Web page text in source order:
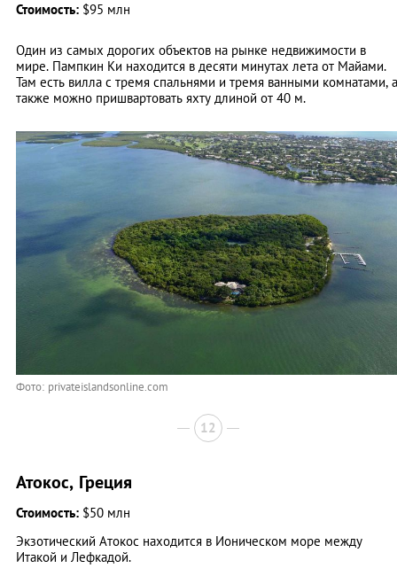
Стоимость: $95 млн
Один из самых дорогих объектов на рынке недвижимости в
мире. Пампкин Ки находится в десяти минутах лета от Майами.
Там есть вилла с тремя спальнями и тремя ванными комнатами, а
также можно пришвартовать яхту длиной от 40 м.
Фото: privateislandsonline.com
12
Атокос, Греция
Стоимость: $50 млн
Экзотический Атокос находится в Ионическом море между
Итакой и Лефкадой.